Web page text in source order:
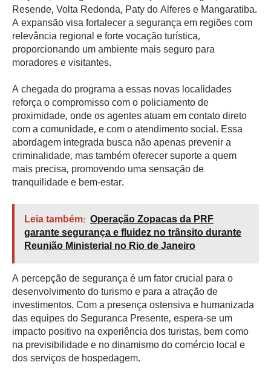
Resende, Volta Redonda, Paty do Alferes e Mangaratiba.
A expansão visa fortalecer a segurança em regiões com
relevância regional e forte vocação turística,
proporcionando um ambiente mais seguro para
moradores e visitantes.
A chegada do programa a essas novas localidades
reforça o compromisso com o policiamento de
proximidade, onde os agentes atuam em contato direto
com a comunidade, e com o atendimento social. Essa
abordagem integrada busca não apenas prevenir a
criminalidade, mas também oferecer suporte a quem
mais precisa, promovendo uma sensação de
tranquilidade e bem-estar.
Leia também: Operação Zopacas da PRF
garante segurança e fluidez no trânsito durante
Reunião Ministerial no Rio de Janeiro
A percepção de segurança é um fator crucial para o
desenvolvimento do turismo e para a atração de
investimentos. Com a presença ostensiva e humanizada
das equipes do Seguranca Presente, espera-se um
impacto positivo na experiência dos turistas, bem como
na previsibilidade e no dinamismo do comércio local e
dos serviços de hospedagem.